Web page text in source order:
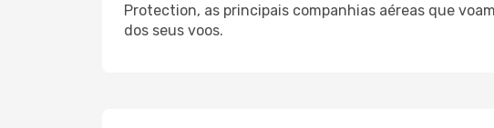
Protection, as principais companhias aéreas que
dos seus voos.